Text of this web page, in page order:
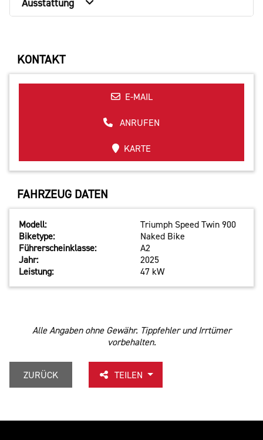
Ausstattung
KONTAKT
E-MAIL
ANRUFEN
KARTE
FAHRZEUG DATEN
Modell:
Triumph Speed Twin 900
Biketype:
Naked Bike
Führerscheinklasse:
A2
Jahr:
2025
Leistung:
47 kW
Alle Angaben ohne Gewähr. Tippfehler und Irrtümer
vorbehalten.
ZURÜCK TEILEN